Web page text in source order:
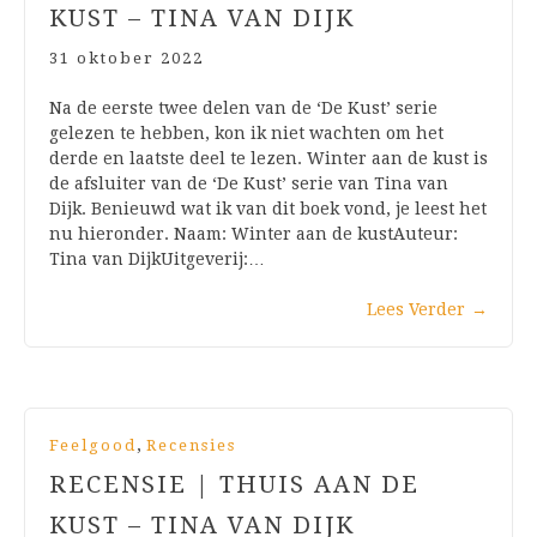
KUST – TINA VAN DIJK
31 oktober 2022
Na de eerste twee delen van de ‘De Kust’ serie
gelezen te hebben, kon ik niet wachten om het
derde en laatste deel te lezen. Winter aan de kust is
de afsluiter van de ‘De Kust’ serie van Tina van
Dijk. Benieuwd wat ik van dit boek vond, je leest het
nu hieronder. Naam: Winter aan de kustAuteur:
Tina van DijkUitgeverij:…
Lees Verder →
Feelgood, Recensies
RECENSIE | THUIS AAN DE
KUST – TINA VAN DIJK